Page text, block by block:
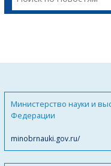
Министерство науки и
Федерации
minobrnauki.gov.ru/